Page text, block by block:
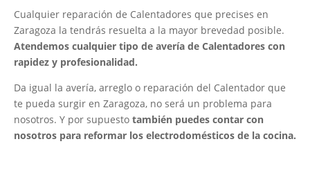
Cualquier reparación de Calentadores que precises en
Zaragoza la tendrás resuelta a la mayor brevedad posible.
Atendemos cualquier tipo de avería de Calentadores con
rapidez y profesionalidad.
Da igual la avería, arreglo o reparación del Calentador que
te pueda surgir en Zaragoza, no será un problema para
nosotros. Y por supuesto también puedes contar con
nosotros para reformar los electrodomésticos de la cocina.